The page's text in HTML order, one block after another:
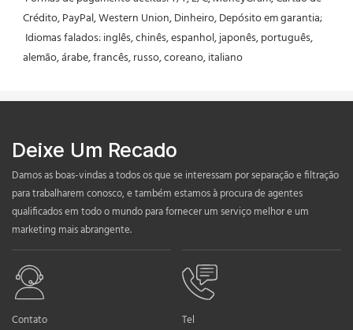
Crédito, PayPal, Western Union, Dinheiro, Depósito em garantia;
alemão, árabe, francês, russo, coreano, italiano
Deixe Um Recado
Damos as boas-vindas a todos os que se interessam por separação e filtração
para trabalharem conosco, e também estamos à procura de agentes
qualificados em todo o mundo para fornecer um serviço melhor e um
marketing mais abrangente.
Contato Tel